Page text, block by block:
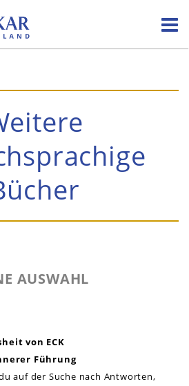
AUSWAHL
von ECK
Führung
auf der Suche nach Antworten,